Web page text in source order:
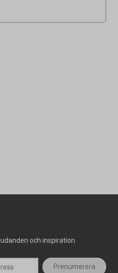
och inspiration
Prenumerera